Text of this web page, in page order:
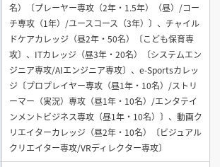
名）〔プレーヤー専攻（2年・1.5年）（昼）/コー
チ専攻（1年）/ユースコース（3年）〕、チャイル
ドケアカレッジ（昼2年・50名）〔こども保育専
攻〕、ITカレッジ（昼3年・20名）〔システムエン
ジニア専攻/AIエンジニア専攻〕、e-Sportsカレッ
ジ〔プロプレイヤー専攻（昼1年・10名）/ストリ
ーマー（実況）専攻（昼1年・10名）/エンタテイ
ンメントビジネス専攻（昼1年・10名）〕、動画ク
リエイターカレッジ（昼2年・10名）〔ビジュアル
クリエイター専攻/VRディレクター専攻〕